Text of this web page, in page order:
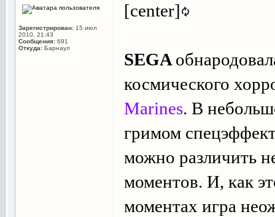
Зарегистрирован: 15 июл
2010, 21:43
Сообщения: 691
Откуда: Барнаул
[center]
SEGA
космического
Marines. В
гримом
можно различить
моментов. И, как
моментах игра